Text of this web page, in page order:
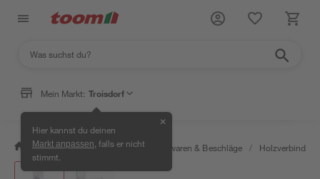
Mein Markt: Troisdorf
Hier kannst du deinen
Markt anpassen , falls er nicht
stimmt.
✕
/ Werkstatt & Maschinen / Eisenwaren & Beschläge / Holzverbinder